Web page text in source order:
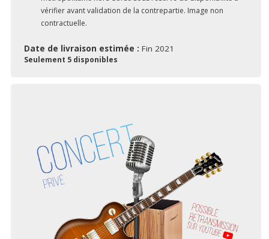
vérifier avant validation de la contrepartie. Image non
contractuelle.
Date de livraison estimée : Fin 2021
Seulement 5 disponibles